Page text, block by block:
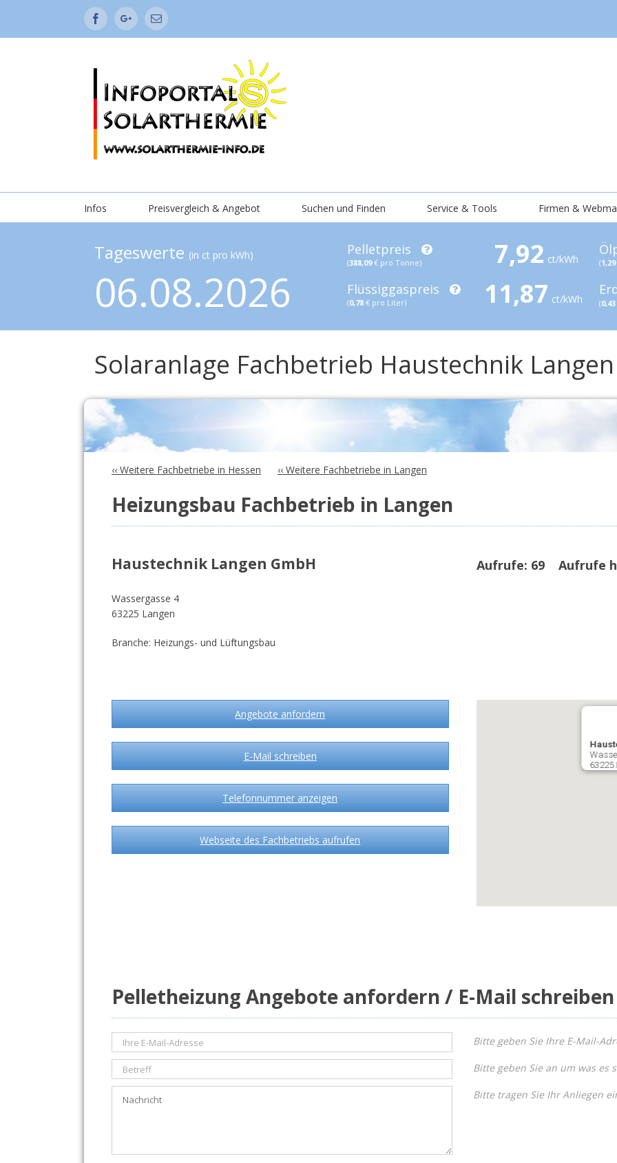
FacebookGoogle+Email
Infos Preisvergleich & Angebot Suchen und Finden Service & Tools Firmen &
Tageswerte (in ct pro kWh)
06.08.2026
Pelletpreis
(388,09€ pro Tonne) 7,92 ct/kWh (1,29
Flüssiggaspreis
(0,78€ pro Liter) 11,87 ct/kWh (0,43
Solaranlage Fachbetrieb Haustechnik
‹‹ Weitere Fachbetriebe in Hessen ‹‹ Weitere Fachbetriebe in Langen
Heizungsbau Fachbetrieb in Langen
Haustechnik Langen GmbH
Wassergasse 4
63225 Langen
Branche: Heizungs- und Lüftungsbau
Aufrufe: 69 Aufrufe
Angebote anfordern
E-Mail schreiben
Telefonnummer anzeigen
Webseite des Fachbetriebs aufrufen
63225
Pelletheizung Angebote anfordern / E-Mail schreiben
Bitte geben Sie Ihre E-Mail-
Bitte geben Sie an um was es
Bitte tragen Sie Ihr Anliegen